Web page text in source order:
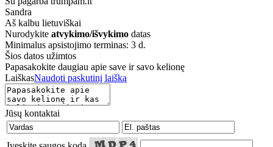
Sandra
Aš kalbu lietuviškai
Nurodykite atvykimo/išvykimo datas
Minimalus apsistojimo terminas: 3 d.
Šios datos užimtos
Papasakokite daugiau apie save ir savo kelionę
LaiškasNaudoti paskutinį laišką
Jūsų kontaktai